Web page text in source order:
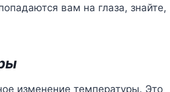
вам на глаза, знайте,
изменение температуры. Это